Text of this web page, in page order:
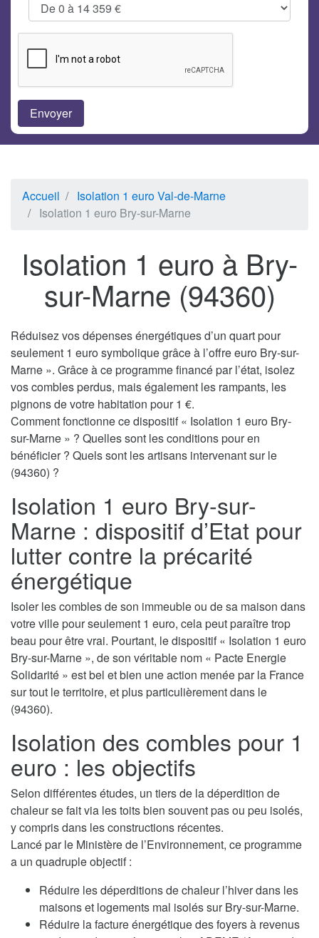
Accueil
Isolation 1 euro Val-de-Marne
Isolation 1 euro Bry-sur-Marne
Isolation 1 euro à Bry-
sur-Marne (94360)
Réduisez vos dépenses énergétiques d’un quart pour
seulement 1 euro symbolique grâce à l’offre euro Bry-sur-
Marne ». Grâce à ce programme financé par l’état, isolez
vos combles perdus, mais également les rampants, les
pignons de votre habitation pour 1 €.
Comment fonctionne ce dispositif « Isolation 1 euro Bry-
sur-Marne » ? Quelles sont les conditions pour en
bénéficier ? Quels sont les artisans intervenant sur le
(94360) ?
Isolation 1 euro Bry-sur-
Marne : dispositif d’Etat pour
lutter contre la précarité
énergétique
Isoler les combles de son immeuble ou de sa maison dans
votre ville pour seulement 1 euro, cela peut paraître trop
beau pour être vrai. Pourtant, le dispositif « Isolation 1 euro
Bry-sur-Marne », de son véritable nom « Pacte Energie
Solidarité » est bel et bien une action menée par la France
sur tout le territoire, et plus particulièrement dans le
(94360).
Isolation des combles pour 1
euro : les objectifs
Selon différentes études, un tiers de la déperdition de
chaleur se fait via les toits bien souvent pas ou peu isolés,
y compris dans les constructions récentes.
Lancé par le Ministère de l’Environnement, ce programme
a un quadruple objectif :
Réduire les déperditions de chaleur l’hiver dans les
maisons et logements mal isolés sur Bry-sur-Marne.
Réduire la facture énergétique des foyers à revenus